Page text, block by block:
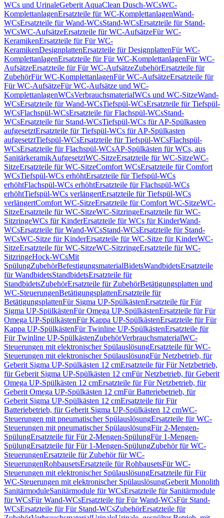
WCs und UrinaleGeberit AquaClean Dusch-WCsWC-
KomplettanlagenErsatzteile für WC-KomplettanlagenWand-
WCsErsatzteile für Wand-WCsStand-WCsErsatzteile für Stand-
WCsWC-AufsätzeErsatzteile für WC-AufsätzeFür WC-
KeramikenErsatzteile für Für WC-
KeramikenDesignplattenErsatzteile für DesignplattenFür WC-
KomplettanlagenErsatzteile für Für WC-KomplettanlagenFür WC-
AufsätzeErsatzteile für Für WC-AufsätzeZubehörErsatzteile für
ZubehörFür WC-KomplettanlagenFür WC-AufsätzeErsatzteile für
Für WC-AufsätzeFür WC-Aufsätze und WC-
KomplettanlagenWCsVerbrauchsmaterialWCs und WC-SitzeWand-
WCsErsatzteile für Wand-WCsTiefspül-WCsErsatzteile für Tiefspül-
WCsFlachspül-WCsErsatzteile für Flachspül-WCsStand-
WCsErsatzteile für Stand-WCsTiefspül-WCs für AP-Spülkasten
aufgesetztErsatzteile für Tiefspül-WCs für AP-Spülkasten
aufgesetztTiefspül-WCsErsatzteile für Tiefspül-WCsFlachspül-
WCsErsatzteile für Flachspül-WCsAP-Spülkästen für WCs, aus
SanitärkeramikAufgesetztWC-SitzeErsatzteile für WC-SitzeWC-
SitzeErsatzteile für WC-SitzeComfort WCsErsatzteile für Comfort
WCsTiefspül-WCs erhöhtErsatzteile für Tiefspül-WCs
erhöhtFlachspül-WCs erhöhtErsatzteile für Flachspül-WCs
erhöhtTiefspül-WCs verlängertErsatzteile für Tiefspül-WCs
verlängertComfort WC-SitzeErsatzteile für Comfort WC-SitzeWC-
SitzeErsatzteile für WC-SitzeWC-SitzringeErsatzteile für WC-
SitzringeWCs für KinderErsatzteile für WCs für KinderWand-
WCsErsatzteile für Wand-WCsStand-WCsErsatzteile für Stand-
WCsWC-Sitze für KinderErsatzteile für WC-Sitze für KinderWC-
SitzeErsatzteile für WC-SitzeWC-SitzringeErsatzteile für WC-
SitzringeHock-WCsMit
SpülungZubehörBefestigungsmaterialBidetsWandbidetsErsatzteile
für WandbidetsStandbidetsErsatzteile für
StandbidetsZubehörErsatzteile für ZubehörBetätigungsplatten und
WC-SteuerungenBetätigungsplattenErsatzteile für
BetätigungsplattenFür Sigma UP-SpülkästenErsatzteile für Für
Sigma UP-SpülkästenFür Omega UP-SpülkästenErsatzteile für Für
Omega UP-SpülkästenFür Kappa UP-SpülkästenErsatzteile für Für
Kappa UP-SpülkästenFür Twinline UP-SpülkästenErsatzteile für
Für Twinline UP-SpülkästenZubehörVerbrauchsmaterialWC-
Steuerungen mit elektronischer SpülauslösungErsatzteile für WC-
Steuerungen mit elektronischer SpülauslösungFür Netzbetrieb, für
Geberit Sigma UP-Spülkästen 12 cmErsatzteile für Für Netzbetrieb,
für Geberit Sigma UP-Spülkästen 12 cmFür Netzbetrieb, für Geberit
Omega UP-Spülkästen 12 cmErsatzteile für Für Netzbetrieb, für
Geberit Omega UP-Spülkästen 12 cmFür Batteriebetrieb, für
Geberit Sigma UP-Spülkästen 12 cmErsatzteile für Für
Batteriebetrieb, für Geberit Sigma UP-Spülkästen 12 cmWC-
Steuerungen mit pneumatischer SpülauslösungErsatzteile für WC-
Steuerungen mit pneumatischer SpülauslösungFür 2-Mengen-
SpülungErsatzteile für Für 2-Mengen-SpülungFür 1-Mengen-
SpülungErsatzteile für Für 1-Mengen-SpülungZubehör für WC-
SteuerungenErsatzteile für Zubehör für WC-
SteuerungenRohbausetsErsatzteile für RohbausetsFür WC-
Steuerungen mit elektronischer SpülauslösungErsatzteile für Für
WC-Steuerungen mit elektronischer SpülauslösungGeberit Monolith
SanitärmoduleSanitärmodule für WCsErsatzteile für Sanitärmodule
für WCsFür Wand-WCsErsatzteile für Für Wand-WCsFür Stand-
WCsErsatzteile für Für Stand-WCsZubehörErsatzteile für